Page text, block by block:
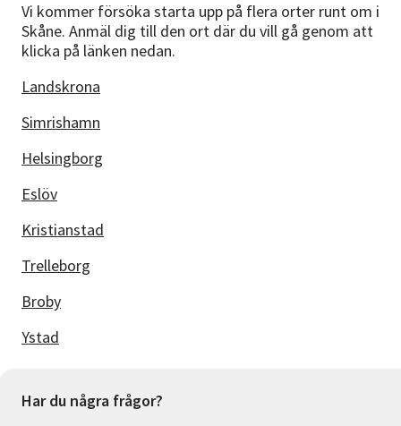
Vi kommer försöka starta upp på flera orter runt om i
Skåne. Anmäl dig till den ort där du vill gå genom att
klicka på länken nedan.
Landskrona
Simrishamn
Helsingborg
Eslöv
Kristianstad
Trelleborg
Broby
Ystad
Har du några frågor?